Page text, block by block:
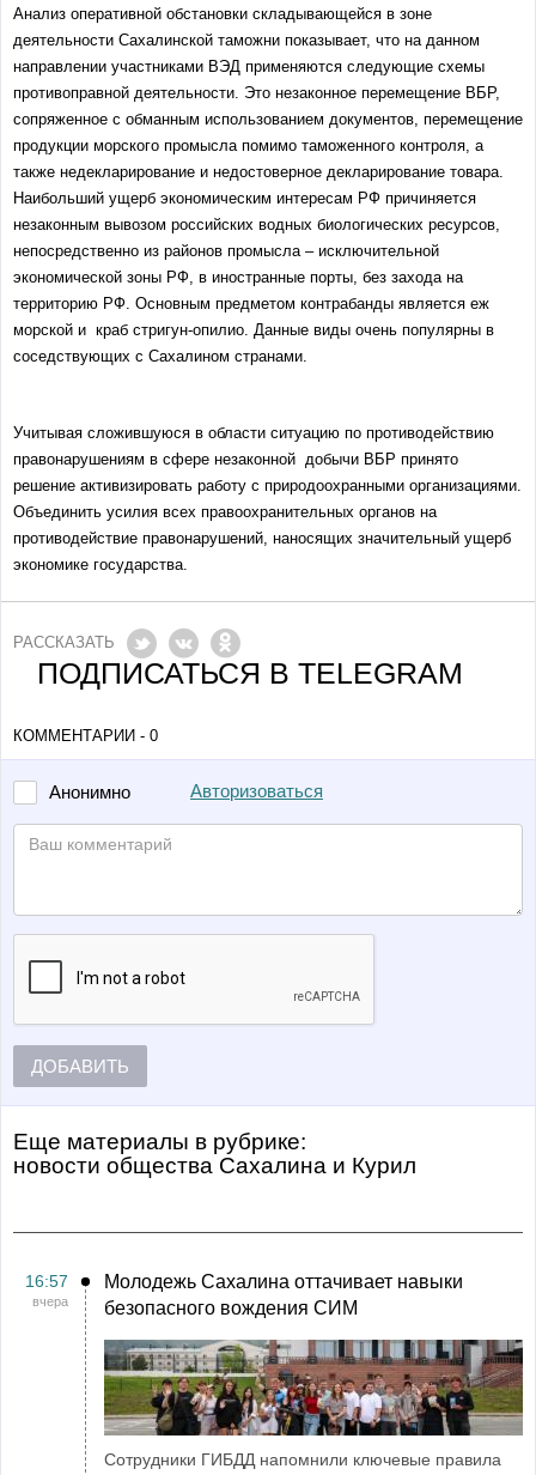
Анализ оперативной обстановки складывающейся в зоне
деятельности Сахалинской таможни показывает, что на данном
направлении участниками ВЭД применяются следующие схемы
противоправной деятельности. Это незаконное перемещение ВБР,
сопряженное с обманным использованием документов, перемещение
продукции морского промысла помимо таможенного контроля, а
также недекларирование и недостоверное декларирование товара.
Наибольший ущерб экономическим интересам РФ причиняется
незаконным вывозом российских водных биологических ресурсов,
непосредственно из районов промысла – исключительной
экономической зоны РФ, в иностранные порты, без захода на
территорию РФ. Основным предметом контрабанды является еж
морской и краб стригун-опилио. Данные виды очень популярны в
соседствующих с Сахалином странами.
Учитывая сложившуюся в области ситуацию по противодействию
правонарушениям в сфере незаконной добычи ВБР принято
решение активизировать работу с природоохранными организациями.
Объединить усилия всех правоохранительных органов на
противодействие правонарушений, наносящих значительный ущерб
экономике государства.
РАССКАЗАТЬ
ПОДПИСАТЬСЯ В TELEGRAM
КОММЕНТАРИИ - 0
Анонимно Авторизоваться
ДОБАВИТЬ
Еще материалы в рубрике:
Новости общества Сахалина и Курил
16:57
вчера
Молодежь Сахалина оттачивает навыки
безопасного вождения СИМ
Сотрудники ГИБДД напомнили ключевые правила